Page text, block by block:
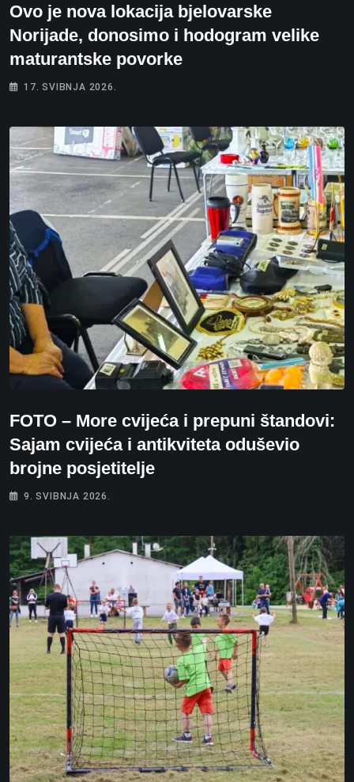
Ovo je nova lokacija bjelovarske
Norijade, donosimo i hodogram velike
maturantske povorke
17. SVIBNJA 2026.
FOTO – More cvijeća i prepuni štandovi:
Sajam cvijeća i antikviteta oduševio
brojne posjetitelje
9. SVIBNJA 2026.